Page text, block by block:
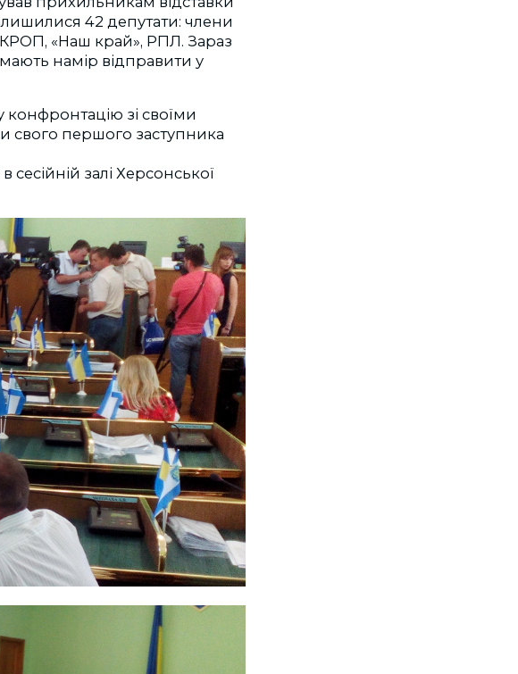
42 депутати: члени
«Наш край», РПЛ. Зараз
намір відправити у
конфронтацію зі своїми
свого першого заступника
сесійній залі Херсонської